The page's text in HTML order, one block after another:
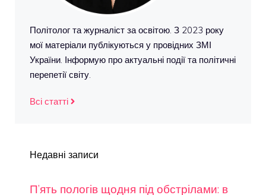
Політолог та журналіст за освітою. З 2023 року
мої матеріали публікуються у провідних ЗМІ
України. Інформую про актуальні події та політичні
перепетії світу.
Всі статті
Недавні записи
П’ять пологів щодня під обстрілами: в